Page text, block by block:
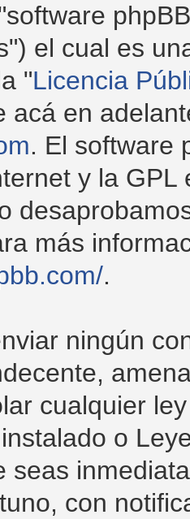
el cual es
"Licencia
acá en
. El software
y la
más
.
ningún
cualquier
o
seas
con